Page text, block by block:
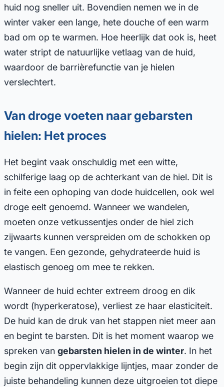
huid nog sneller uit. Bovendien nemen we in de
winter vaker een lange, hete douche of een warm
bad om op te warmen. Hoe heerlijk dat ook is, heet
water stript de natuurlijke vetlaag van de huid,
waardoor de barrièrefunctie van je hielen
verslechtert.
Van droge voeten naar gebarsten
hielen: Het proces
Het begint vaak onschuldig met een witte,
schilferige laag op de achterkant van de hiel. Dit is
in feite een ophoping van dode huidcellen, ook wel
droge eelt genoemd. Wanneer we wandelen,
moeten onze vetkussentjes onder de hiel zich
zijwaarts kunnen verspreiden om de schokken op
te vangen. Een gezonde, gehydrateerde huid is
elastisch genoeg om mee te rekken.
Wanneer de huid echter extreem droog en dik
wordt (hyperkeratose), verliest ze haar elasticiteit.
De huid kan de druk van het stappen niet meer aan
en begint te barsten. Dit is het moment waarop we
spreken van gebarsten hielen in de winter. In het
begin zijn dit oppervlakkige lijntjes, maar zonder de
juiste behandeling kunnen deze uitgroeien tot diepe